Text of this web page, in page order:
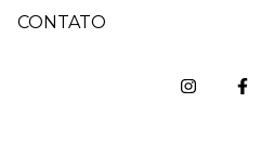
CONTATO